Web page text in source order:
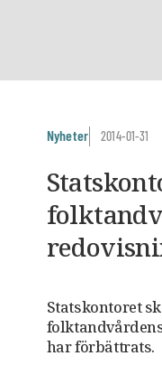
Nyheter 2014-01-31
Statskontoret
har förbättrats.